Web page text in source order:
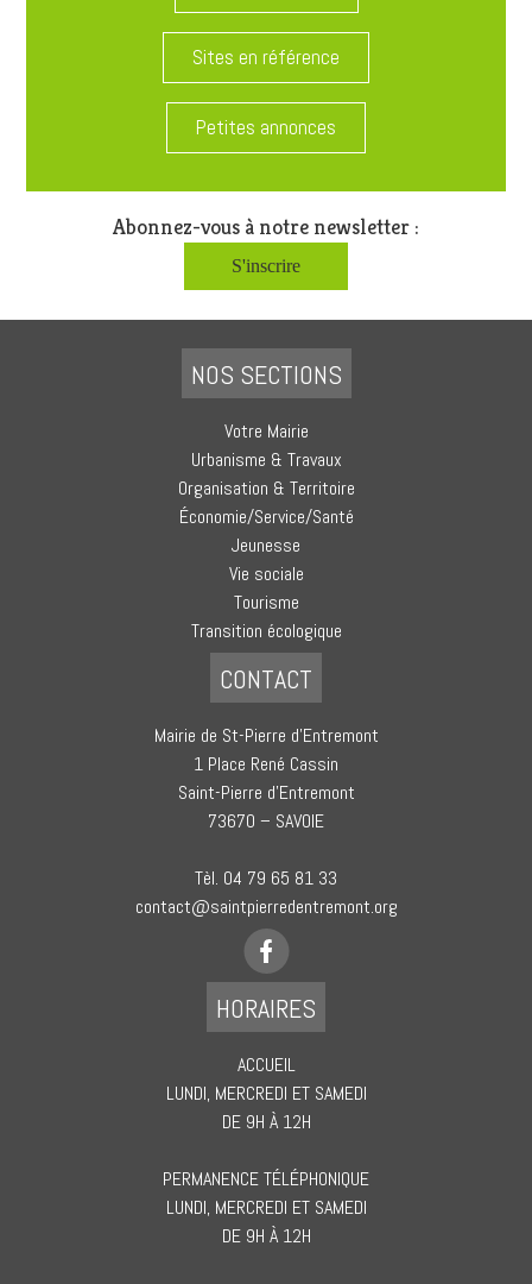
Sites en référence
Petites annonces
Abonnez-vous à notre newsletter :
S'inscrire
NOS SECTIONS
Votre Mairie
Urbanisme & Travaux
Organisation & Territoire
Économie/Service/Santé
Jeunesse
Vie sociale
Tourisme
Transition écologique
CONTACT
Mairie de St-Pierre d’Entremont
1 Place René Cassin
Saint-Pierre d’Entremont
73670 – SAVOIE
Tèl. 04 79 65 81 33
contact@saintpierredentremont.org
HORAIRES
ACCUEIL
LUNDI, MERCREDI ET SAMEDI
DE 9H À 12H
PERMANENCE TÉLÉPHONIQUE
LUNDI, MERCREDI ET SAMEDI
DE 9H À 12H